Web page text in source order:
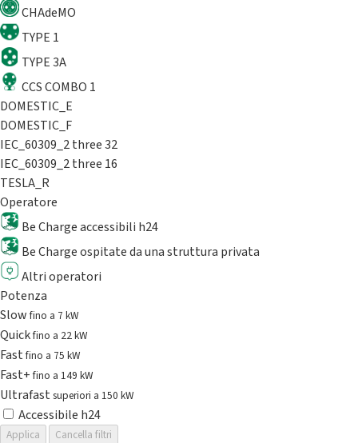
CHAdeMO
TYPE 1
TYPE 3A
CCS COMBO 1
DOMESTIC_E
DOMESTIC_F
IEC_60309_2 three 32
IEC_60309_2 three 16
TESLA_R
Operatore
Be Charge accessibili h24
Be Charge ospitate da una struttura privata
Altri operatori
Potenza
Slowfino a 7 kW
Quickfino a 22 kW
Fastfino a 75 kW
Fast+fino a 149 kW
Ultrafast superiori a 150 kW
Accessibile h24
Applica
Cancella filtri